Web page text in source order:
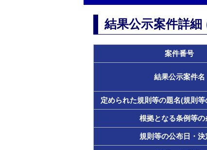
結果公示案件詳
案件番号
結果公示案件名
定められた規則等の題名(規則
根拠となる条例等の
規則等の公布日・決